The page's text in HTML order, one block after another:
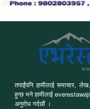
तपाईंपनि हामीलाई समाचार,
हुन्छ भने हामीलाई
अनुरोध गर्दछौं ।